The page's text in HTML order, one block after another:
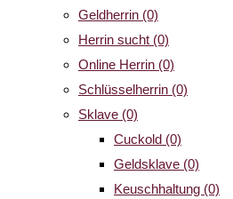
Geldherrin (0)
Herrin sucht (0)
Online Herrin (0)
Schlüsselherrin (0)
Sklave (0)
Cuckold (0)
Geldsklave (0)
Keuschhaltung (0)